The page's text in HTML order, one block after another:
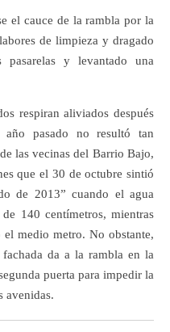
el cauce de la rambla por la
de limpieza y dragado
y levantado una
respiran aliviados después
pasado no resultó tan
las vecinas del Barrio Bajo,
que el 30 de octubre sintió
de 2013” cuando el agua
140 centímetros, mientras
el medio metro. No obstante,
da a la rambla en la
puerta para impedir la
avenidas.